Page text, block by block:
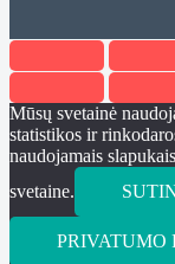
Mūsų svetainė
statistikos ir
naudojamais
svetaine.
PRIVATUMO